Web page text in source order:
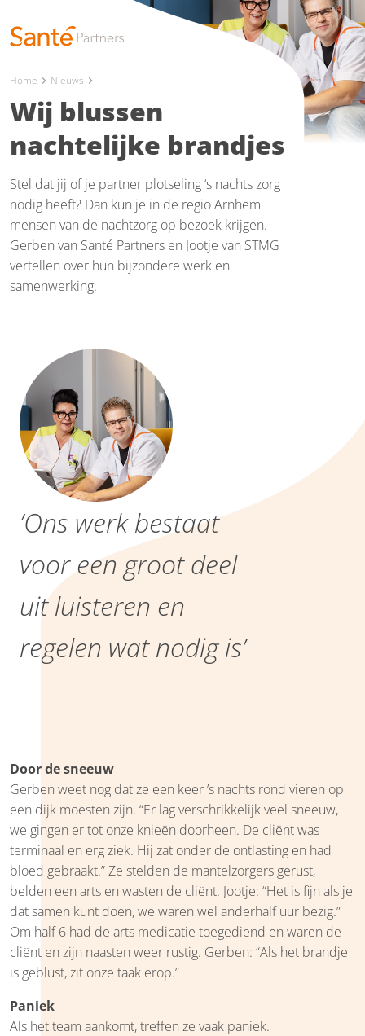
Home chevron_right Nieuws chevron_right
Wij blussen
nachtelijke brandjes
Stel dat jij of je partner plotseling ‘s nachts zorg
nodig heeft? Dan kun je in de regio Arnhem
mensen van de nachtzorg op bezoek krijgen.
Gerben van Santé Partners en Jootje van STMG
vertellen over hun bijzondere werk en
samenwerking.
’Ons werk bestaat
voor een groot deel
uit luisteren en
regelen wat nodig is’
Door de sneeuw
Gerben weet nog dat ze een keer ’s nachts rond vieren op
een dijk moesten zijn. “Er lag verschrikkelijk veel sneeuw,
we gingen er tot onze knieën doorheen. De cliënt was
terminaal en erg ziek. Hij zat onder de ontlasting en had
bloed gebraakt.” Ze stelden de mantelzorgers gerust,
belden een arts en wasten de cliënt. Jootje: “Het is fijn als je
dat samen kunt doen, we waren wel anderhalf uur bezig.”
Om half 6 had de arts medicatie toegediend en waren de
cliënt en zijn naasten weer rustig. Gerben: “Als het brandje
is geblust, zit onze taak erop.”
Paniek
Als het team aankomt, treffen ze vaak paniek.